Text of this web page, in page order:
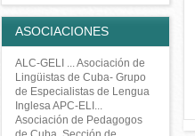
ASOCIACIONES
ALC-GELI ... Asociación de
Lingüistas de Cuba- Grupo
de Especialistas de Lengua
Inglesa APC-ELI...
Asociación de Pedagogos